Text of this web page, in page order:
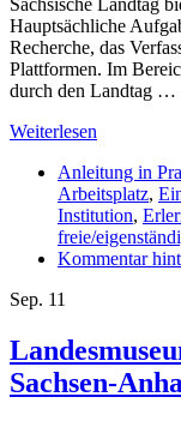
Hauptsächliche
Recherche, das
Plattformen. Im
durch den Landtag …
Weiterlesen
Anleitung in
Arbeitsplatz,
Institution,
freie/
Kommentar
Sep. 11
Sachsen-